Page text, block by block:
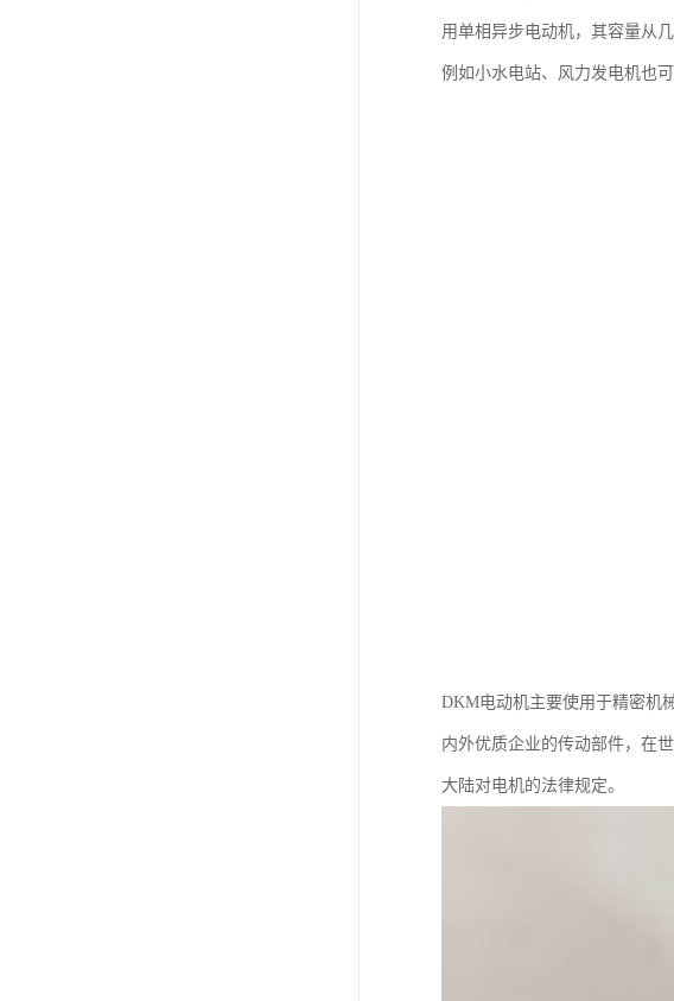
用单相异步电动机，其容量从
例如小水电站、风力发电机也可
DKM电动机主要使用于精密机
内外优质企业的传动部件，在
大陆对电机的法律规定。